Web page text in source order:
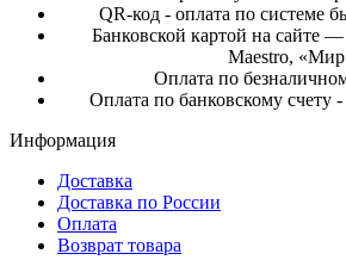
QR-код - оплата по системе
Банковской картой на сайте
Maestro,
Оплата по
Оплата по банковскому
Информация
Доставка
Доставка по России
Оплата
Возврат товара